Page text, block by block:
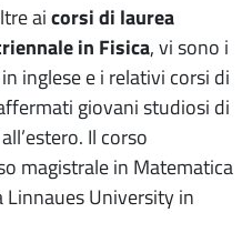
aicorsi di laurea
in Fisica, vi sono i
inglese e i relativi corsi di
giovani studiosi di
Il corso
magistrale in Matematica
Linnaues University in